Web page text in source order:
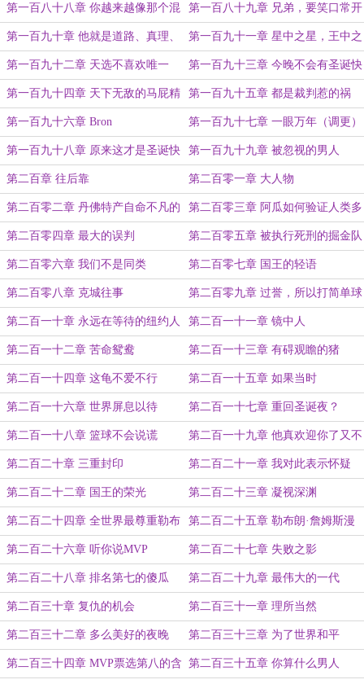
了
第一百八十八章 你越来越像那个混
蛋了
第一百八十九章 兄弟，要笑口常开
啊
第一百九十章 他就是道路、真理、
生命
第一百九十一章 星中之星，王中之
王
第一百九十二章 天选不喜欢唯一 第一百九十三章 今晚不会有圣诞快
乐
第一百九十四章 天下无敌的马屁精 第一百九十五章 都是裁判惹的祸
第一百九十六章 Bron 第一百九十七章 一眼万年（调更）
第一百九十八章 原来这才是圣诞快
乐
第一百九十九章 被忽视的男人
第二百章 往后靠 第二百零一章 大人物
第二百零二章 丹佛特产自命不凡的
蠢货
第二百零三章 阿瓜如何验证人类多
样性
第二百零四章 最大的误判 第二百零五章 被执行死刑的掘金队
第二百零六章 我们不是同类 第二百零七章 国王的轻语
第二百零八章 克城往事 第二百零九章 过誉，所以打简单球
第二百一十章 永远在等待的纽约人 第二百一十一章 镜中人
第二百一十二章 苦命鸳鸯 第二百一十三章 有碍观瞻的猪
第二百一十四章 这龟不爱不行 第二百一十五章 如果当时
第二百一十六章 世界屏息以待 第二百一十七章 重回圣诞夜？
第二百一十八章 篮球不会说谎 第二百一十九章 他真欢迎你了又不
高兴
第二百二十章 三重封印 第二百二十一章 我对此表示怀疑
第二百二十二章 国王的荣光 第二百二十三章 凝视深渊
第二百二十四章 全世界最尊重勒布
朗的人
第二百二十五章 勒布朗·詹姆斯漫
长的一天
第二百二十六章 听你说MVP 第二百二十七章 失败之影
第二百二十八章 排名第七的傻瓜 第二百二十九章 最伟大的一代
第二百三十章 复仇的机会 第二百三十一章 理所当然
第二百三十二章 多么美好的夜晚 第二百三十三章 为了世界和平
第二百三十四章 MVP票选第八的含 第二百三十五章 你算什么男人